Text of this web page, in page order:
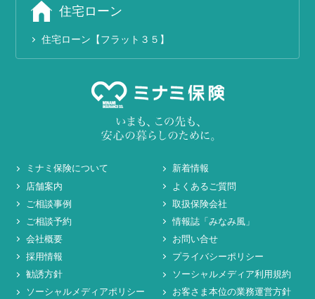
住宅ローン
住宅ローン【フラット３５】
ミナミ保険について
新着情報
店舗案内
よくあるご質問
ご相談事例
取扱保険会社
ご相談予約
情報誌「みなみ風」
会社概要
お問い合せ
採用情報
プライバシーポリシー
勧誘方針
ソーシャルメディア利用規約
ソーシャルメディアポリシー
お客さま本位の業務運営方針